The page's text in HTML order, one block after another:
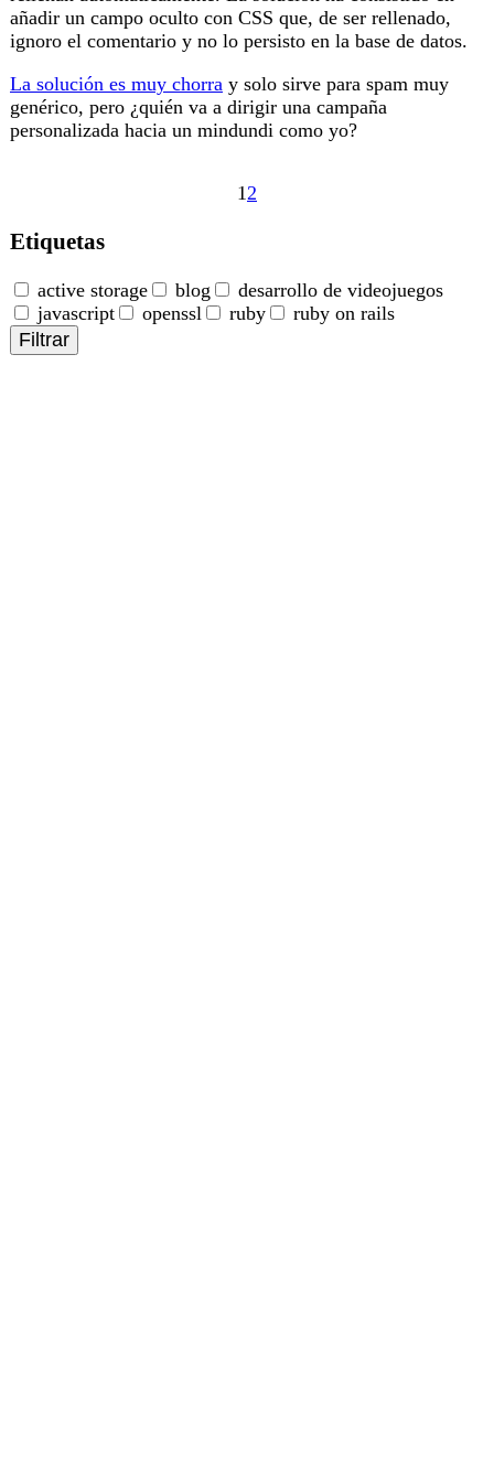
añadir un campo oculto con CSS que, de ser rellenado,
ignoro el comentario y no lo persisto en la base de datos.
La solución es muy chorra y solo sirve para spam muy
genérico, pero ¿quién va a dirigir una campaña
personalizada hacia un mindundi como yo?
12
Etiquetas
active storage blog
desarrollo de videojuegos
javascript
openssl ruby ruby on rails